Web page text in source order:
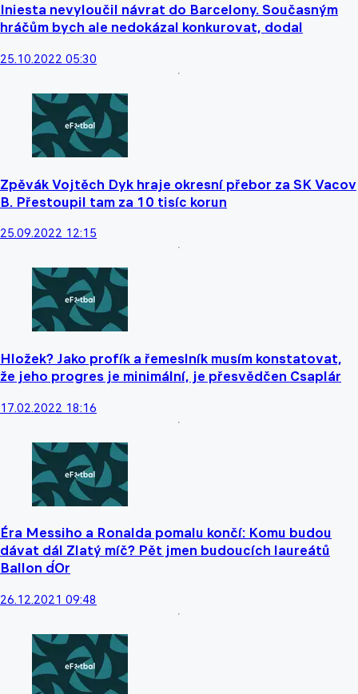
Iniesta nevyloučil návrat do Barcelony. Současným
hráčům bych ale nedokázal konkurovat, dodal
25.10.2022 05:30
Zpěvák Vojtěch Dyk hraje okresní přebor za SK Vacov
B. Přestoupil tam za 10 tisíc korun
25.09.2022 12:15
Hložek? Jako profík a řemeslník musím konstatovat,
že jeho progres je minimální, je přesvědčen Csaplár
17.02.2022 18:16
Éra Messiho a Ronalda pomalu končí: Komu budou
dávat dál Zlatý míč? Pět jmen budoucích laureátů
Ballon d´Or
26.12.2021 09:48